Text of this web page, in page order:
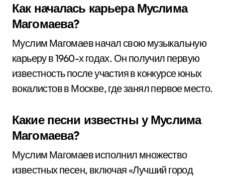
Как началась карьера Муслима
Магомаева?
Муслим Магомаев начал свою музыкальную
карьеру в 1960-х годах. Он получил первую
известность после участия в конкурсе юных
вокалистов в Москве, где занял первое место.
Какие песни известны у Муслима
Магомаева?
Муслим Магомаев исполнил множество
известных песен, включая «Лучший город